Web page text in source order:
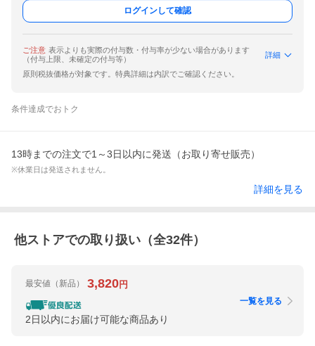
ログインして確認
ご注意 表示よりも実際の付与数・付与率が少ない場合があります
（付与上限、未確定の付与等）
詳細
原則税抜価格が対象です。特典詳細は内訳でご確認ください。
条件達成でおトク
13時までの注文で1～3日以内に発送（お取り寄せ販売）
※休業日は発送されません。
詳細を見る
他ストアでの取り扱い（全32件）
最安値 （新品） 3,820円
2日以内にお届け可能な商品あり
一覧を見る